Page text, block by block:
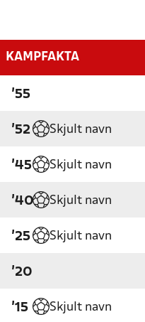
KAMPFAKTA
'55
'52 Skjult navn
'45 Skjult navn
'40 Skjult navn
'25 Skjult navn
'20
'15 Skjult navn